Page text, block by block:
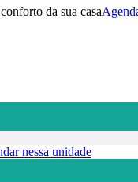
da sua casa
nessa unidade